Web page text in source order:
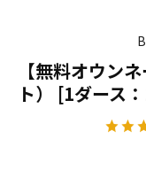
【無料オウン
ト） [1ダース